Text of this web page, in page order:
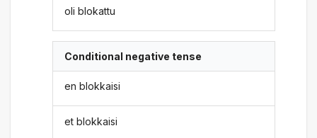
oli blokattu
Conditional negative tense
en blokkaisi
et blokkaisi